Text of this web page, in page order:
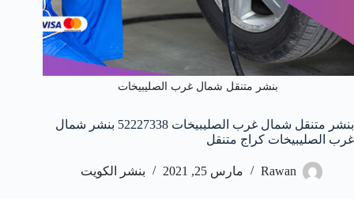
بنشر متنقل شمال غرب الصليبيخات
بنشر متنقل شمال غرب الصليبيخات 52227338 بنشر شمال
غرب الصليبيخات كراج متنقل
Rawan مارس 25, 2021 بنشر الكويت